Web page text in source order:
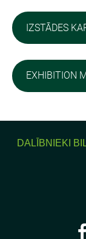
IZSTĀDES
EXHIBITION
DALĪBNIEKI